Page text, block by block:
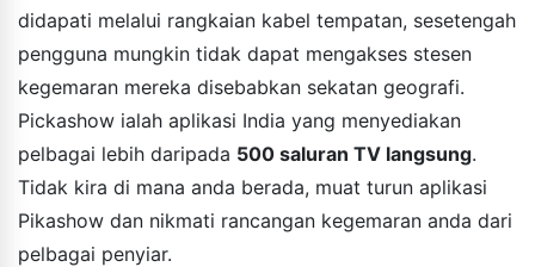
didapati melalui rangkaian kabel tempatan, sesetengah
pengguna mungkin tidak dapat mengakses stesen
kegemaran mereka disebabkan sekatan geografi.
Pickashow ialah aplikasi India yang menyediakan
pelbagai lebih daripada 500 saluran TV langsung.
Tidak kira di mana anda berada, muat turun aplikasi
Pikashow dan nikmati rancangan kegemaran anda dari
pelbagai penyiar.